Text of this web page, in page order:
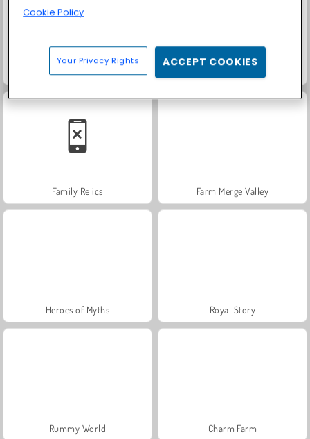
Juice Merge
Family Relics Farm Merge Valley
Heroes of Myths Royal Story
Rummy World Charm Farm
Cookie Policy
Your Privacy Rights ACCEPT COOKIES